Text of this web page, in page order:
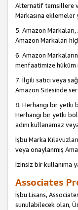
Alternatif temsillere
Markasına eklemeler
5. Amazon
Amazon Markaları
6. Amazon
menfaatimize hüküm
7. İlgili satıcı veya
Amazon Sitesinde
8. Herhangi bir yetki
Herhangi bir yetki
adını kullanamaz
İşbu Marka
veya onaylanmış
İzinsiz bir kullanıma
Associates
İşbu Lisans,
sunulabilecek olan,